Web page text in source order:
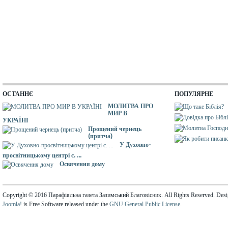
ОСТАННЄ
МОЛИТВА ПРО
МИР В
УКРАЇНІ
Прощений чернець
(притча)
У Духовно-
просвітницькому центрі с. ...
Освячення дому
ПОПУЛЯРНЕ
Copyright © 2016 Парафіяльна газета Зазимський Благовісник. All Rights Reserved.
Joomla! is Free Software released under the GNU General Public License.